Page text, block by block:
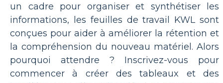
un cadre pour organiser et synthétiser les
informations, les feuilles de travail KWL sont
conçues pour aider à améliorer la rétention et
la compréhension du nouveau matériel. Alors
pourquoi attendre ? Inscrivez-vous pour
commencer à créer des tableaux et des